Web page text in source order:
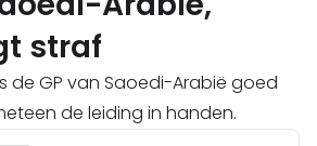
straf
de GP van Saoedi-Arabië goed
de leiding in handen.